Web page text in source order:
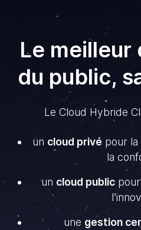
Le meilleur
du public,
Le Cloud Hybride
un cloud privé pour
la
un cloud publicpour
une gestion